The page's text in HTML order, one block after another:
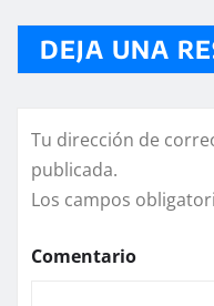
DEJA UNA
Tu dirección de
publicada.
Los campos
Comentario